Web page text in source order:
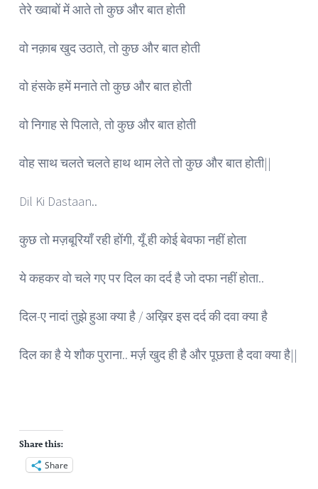
तेरे ख्वाबों में आते तो कुछ और बात होती
वो नक़ाब खुद उठाते, तो कुछ और बात होती
वो हंसके हमें मनाते तो कुछ और बात होती
वो निगाह से पिलाते, तो कुछ और बात होती
वोह साथ चलते चलते हाथ थाम लेते तो कुछ और बात होती||
Dil Ki Dastaan..
कुछ तो मज़बूरियाँ रही होंगी, यूँ ही कोई बेवफा नहीं होता
ये कहकर वो चले गए पर दिल का दर्द है जो दफा नहीं होता..
दिल-ए नादां तुझे हुआ क्या है / अख़िर इस दर्द की दवा क्या है
दिल का है ये शौक पुराना.. मर्ज़ खुद ही है और पूछता है दवा क्या है||
Share this:
Share